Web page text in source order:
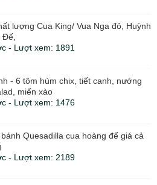
lượng Cua King/ Vua Nga đỏ, Huỳnh
Đế,
- Lượt xem: 1891
- 6 tôm hùm chix, tiết canh, nướng
miến xào
- Lượt xem: 1476
Quesadilla cua hoàng đế giá cả
- Lượt xem: 2189